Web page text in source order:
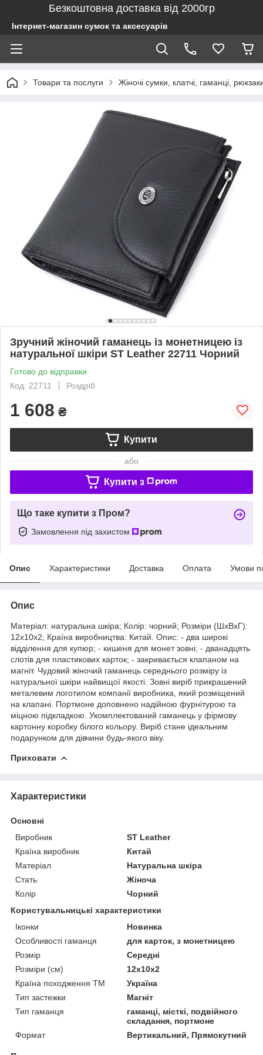
Безкоштовна доставка від 2000гр
Інтернет-магазин сумок та аксесуарів
Товари та послуги Жіночі сумки, клатчі, гаманці,
Зручний жіночий гаманець із монетницею із
натуральної шкіри ST Leather 22711 Чорний
Готово до відправки
Код: 22711
Роздріб
1 608 ₴
Купити
або
Купити з
Що таке купити з Пром?
Замовлення під захистом
Опис Характеристики Доставка Оплата Умови
Опис
Матеріал: натуральна шкіра; Колір: чорний; Розміри (ШхВхГ):
12х10х2; Країна виробництва: Китай. Опис: - два широкі
відділення для купюр; - кишеня для монет зовні; - дванадцять
слотів для пластикових карток; - закривається клапаном на
магніт. Чудовий жіночий гаманець середнього розміру із
натуральної шкіри найвищої якості. Зовні виріб прикрашений
металевим логотипом компанії виробника, який розміщений
на клапані. Портмоне доповнено надійною фурнітурою та
міцною підкладкою. Укомплектований гаманець у фірмову
картонну коробку білого кольору. Виріб стане ідеальним
подарунком для дівчини будь-якого віку.
Приховати
Характеристики
Основні
Виробник
ST Leather
Країна виробник
Китай
Матеріал
Натуральна шкіра
Стать
Жіноча
Колір
Чорний
Користувальницькі характеристики
Іконки
Новинка
Особливості гаманця
для карток, з монетницею
Розмір
Середні
Розміри (см)
12х10х2
Країна походження ТМ
Україна
Тип застежки
Магніт
Тип гаманця
гаманці, місткі, подвійного
складання, портмоне
Формат
Вертикальний, Прямокутний